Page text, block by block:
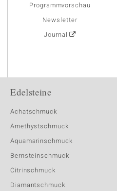
Programmvorschau
Newsletter
Journal
Edelsteine
Achatschmuck
Amethystschmuck
Aquamarinschmuck
Bernsteinschmuck
Citrinschmuck
Diamantschmuck